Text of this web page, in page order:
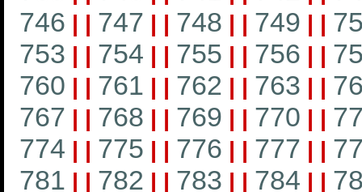
746 | | 747 | | 748 | | 749 | |
753 | | 754 | | 755 | | 756 | |
760 | | 761 | | 762 | | 763 | |
767 | | 768 | | 769 | | 770 | |
774 | | 775 | | 776 | | 777 | |
781 | | 782 | | 783 | | 784 | |